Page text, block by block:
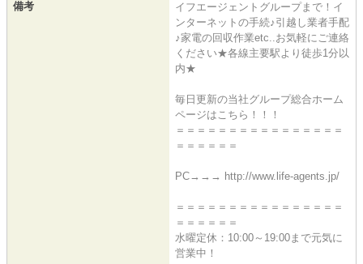
備考
イフエージェントグループまで！イ
ンターネットの手続♪引越し業者手配
♪家電の回収作業etc..お気軽にご連絡
ください★各線主要駅より徒歩1分以
内★
毎日更新の当社グループ総合ホーム
ページはこちら！！！
＝＝＝＝＝＝＝＝＝＝＝＝＝＝＝＝
＝＝＝＝＝＝
PC→→→ http://www.life-agents.jp/
＝＝＝＝＝＝＝＝＝＝＝＝＝＝＝＝
＝＝＝＝＝＝
水曜定休：10:00～19:00まで元気に
営業中！